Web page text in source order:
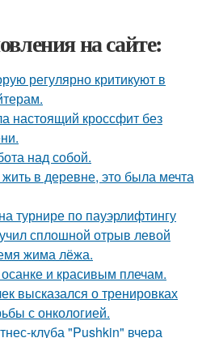
на сайте:
регулярно критикуют в
настоящий кроссфит без
над собой.
в деревне, это была мечта
турнире по пауэрлифтингу
сплошной отрыв левой
жима лёжа.
и красивым плечам.
высказался о тренировках
с онкологией.
клуба "Pushkin" вчера